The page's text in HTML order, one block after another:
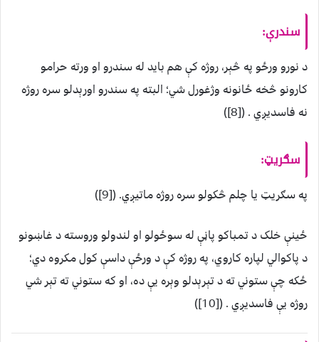
سندرې:
د نورو ورځو په څېر، روژه کې هم بايد له سندرو او ورته حرامو
کارونو څخه ځانونه وژغورل شي؛ البته په سندرو اورېدلو سره روژه
نه فاسديږي . ([8])
سګريټ:
په سګريټ يا چلم څکولو سره روژه ماتيږي. ([9])
ځينې خلک د تمباکو پاڼې له سوځولو او لندولو وروسته د غاښونو
د پاکوالي لپاره کاروي، په روژه کې د ورځې داسې کول مکروه دي؛
ځکه چې ستوني ته د تېرېدلو وېره يې ده، او که ستوني ته تېر شي
روژه یې فاسدیږي . ([10])